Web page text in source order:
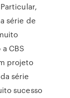
série de
CBS
projeto
série
sucesso